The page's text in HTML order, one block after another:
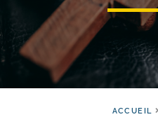
ACCUEIL